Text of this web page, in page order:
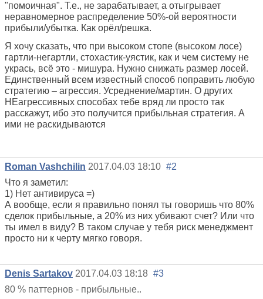
"помоичная". Т.е., не зарабатывает, а отыгрывает
неравномерное распределение 50%-ой вероятности
прибыли/убытка. Как орёл/решка.
Я хочу сказать, что при высоком стопе (высоком лосе)
гартли-негартли, стохастик-уястик, как и чем систему не
укрась, всё это - мишура. Нужно снижать размер лосей.
Единственный всем известный способ поправить любую
стратегию – агрессия. Усреднение/мартин. О других
НЕагрессивных способах тебе вряд ли просто так
расскажут, ибо это получится прибыльная стратегия. А
ими не раскидываются
Roman Vashchilin 2017.04.03 18:10 #2
Что я заметил:
1) Нет антивируса =)
А вообще, если я правильно понял ты говоришь что 80%
сделок прибыльные, а 20% из них убивают счет? Или что
ты имел в виду? В таком случае у тебя риск менеджмент
просто ни к черту мягко говоря.
Denis Sartakov 2017.04.03 18:18 #3
80 % паттернов - прибыльные..